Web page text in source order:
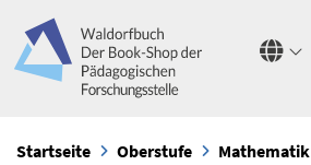
Startseite Oberstufe
Mathematik